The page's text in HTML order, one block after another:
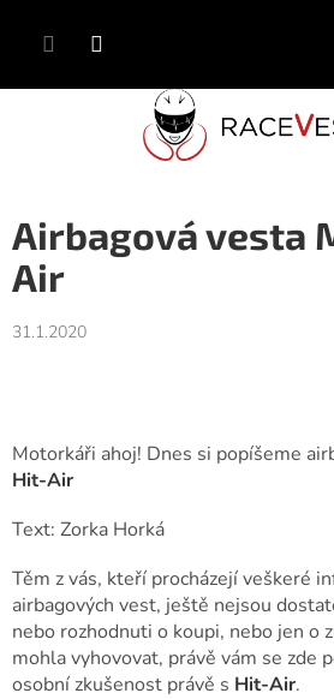
Airbagová vesta
Air
31.1.2020
Motorkáři ahoj! Dnes si popíšeme
Hit-Air
Text: Zorka Horká
Těm z vás, kteří procházejí veškeré
airbagových vest, ještě nejsou
nebo rozhodnuti o koupi, nebo jen o
mohla vyhovovat, právě vám se zde
osobní zkušenost právě s Hit-Air.